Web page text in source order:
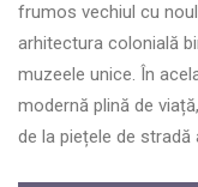
frumos vechiul cu
arhitectura colonială
muzeele unice. În
modernă plină de
de la piețele de